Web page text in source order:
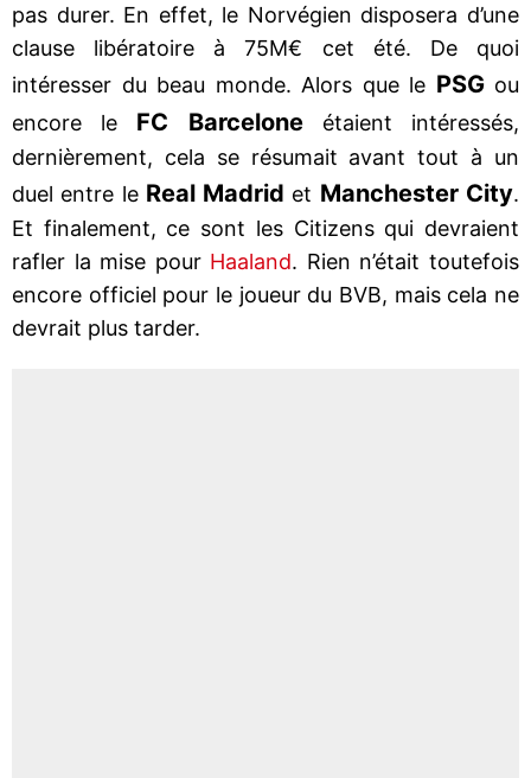
pas durer. En effet, le Norvégien disposera d’une
clause libératoire à 75M€ cet été. De quoi
intéresser du beau monde. Alors que le PSGou
encore le FC Barceloneétaient intéressés,
dernièrement, cela se résumait avant tout à un
duel entre leReal Madrid et Manchester City.
Et finalement, ce sont les Citizens qui devraient
rafler la mise pour Haaland. Rien n’était toutefois
encore officiel pour le joueur du BVB, mais cela ne
devrait plus tarder.